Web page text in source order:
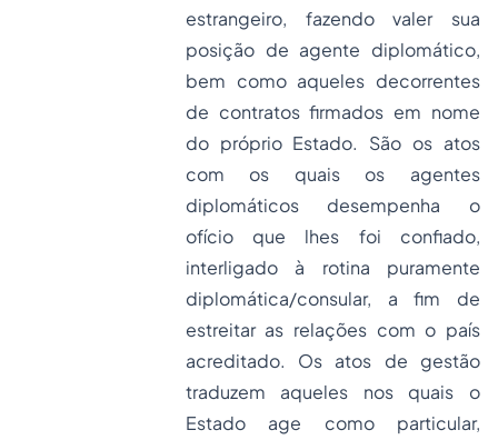
estrangeiro, fazendo valer sua
posição de agente diplomático,
bem como aqueles decorrentes
de contratos firmados em nome
do próprio Estado. São os atos
com os quais os agentes
diplomáticos desempenha o
ofício que lhes foi confiado,
interligado à rotina puramente
diplomática/consular, a fim de
estreitar as relações com o país
acreditado. Os atos de gestão
traduzem aqueles nos quais o
Estado age como particular,